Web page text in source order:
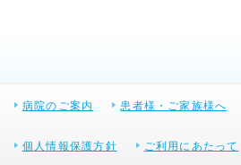
病院のご案内 患者様・ご家族様へ
個人情報保護方針 ご利用にあたって